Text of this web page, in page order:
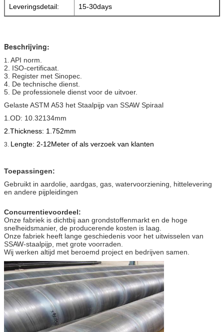
Leveringsdetail: 15-30days
Beschrijving:
1. API norm.
2. ISO-certificaat.
3. Register met Sinopec.
4. De technische dienst.
5. De professionele dienst voor de uitvoer.
Gelaste ASTM A53 het Staalpijp van SSAW Spiraal
1.OD: 10.32134mm
2.Thickness: 1.752mm
3. Lengte: 2-12Meter of als verzoek van klanten
Toepassingen:
Gebruikt in aardolie, aardgas, gas, watervoorziening, hittelevering
en andere pijpleidingen
Concurrentievoordeel:
Onze fabriek is dichtbij aan grondstoffenmarkt en de hoge
snelheidsmanier, de producerende kosten is laag.
Onze fabriek heeft lange geschiedenis voor het uitwisselen van
SSAW-staalpijp, met grote voorraden.
Wij werken altijd met beroemd project en bedrijven samen.